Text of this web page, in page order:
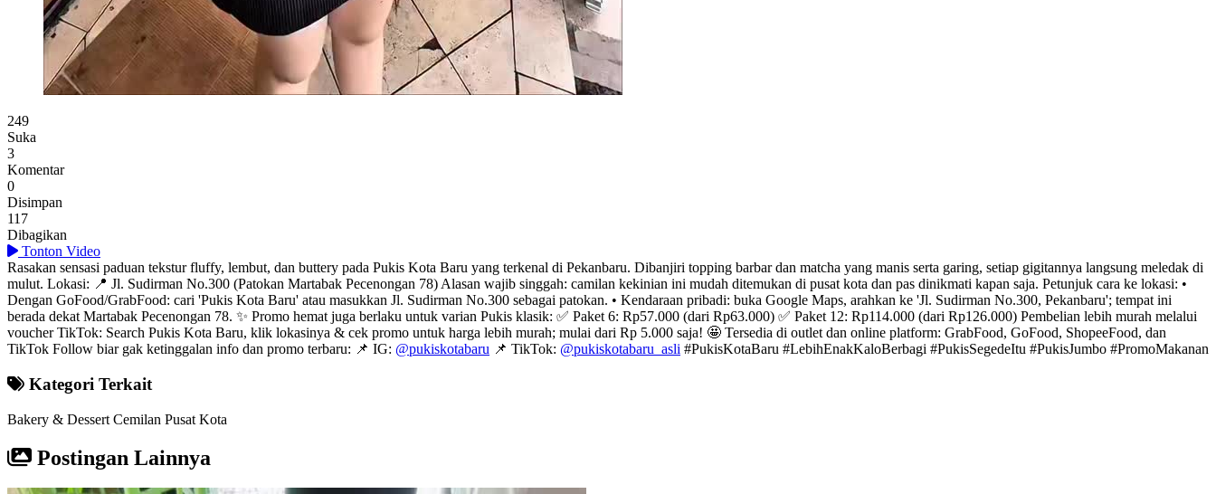
249
Suka
3
Komentar
0
Disimpan
117
Dibagikan
Tonton Video
Rasakan sensasi paduan tekstur fluffy, lembut, dan buttery pada Pukis Kota Baru yang terkenal di Pekanbaru. Dibanjiri topping barbar dan matcha yang manis serta garing, setiap gigitannya langsung meledak di
mulut. Lokasi: 📍 Jl. Sudirman No.300 (Patokan Martabak Pecenongan 78) Alasan wajib singgah: camilan kekinian ini mudah ditemukan di pusat kota dan pas dinikmati kapan saja. Petunjuk cara ke lokasi: •
Dengan GoFood/GrabFood: cari 'Pukis Kota Baru' atau masukkan Jl. Sudirman No.300 sebagai patokan. • Kendaraan pribadi: buka Google Maps, arahkan ke 'Jl. Sudirman No.300, Pekanbaru'; tempat ini
berada dekat Martabak Pecenongan 78. ✨ Promo hemat juga berlaku untuk varian Pukis klasik: ✅ Paket 6: Rp57.000 (dari Rp63.000) ✅ Paket 12: Rp114.000 (dari Rp126.000) Pembelian lebih murah melalui
voucher TikTok: Search Pukis Kota Baru, klik lokasinya & cek promo untuk harga lebih murah; mulai dari Rp 5.000 saja! 🤩 Tersedia di outlet dan online platform: GrabFood, GoFood, ShopeeFood, dan
TikTok Follow biar gak ketinggalan info dan promo terbaru: 📌 IG: @pukiskotabaru 📌 TikTok: @pukiskotabaru_asli #PukisKotaBaru #LebihEnakKaloBerbagi #PukisSegedeItu #PukisJumbo #PromoMakanan
Kategori Terkait
Bakery & Dessert Cemilan Pusat Kota
Postingan Lainnya